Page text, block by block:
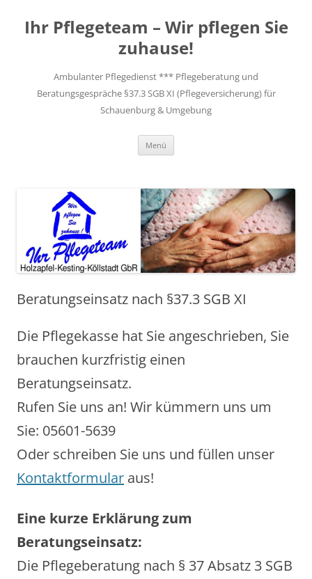
springen
Ihr Pflegeteam – Wir pflegen Sie
zuhause!
Ambulanter Pflegedienst *** Pflegeberatung und
Beratungsgespräche §37.3 SGB XI (Pflegeversicherung) für
Schauenburg & Umgebung
Menü
Beratungseinsatz nach §37.3 SGB XI
Die Pflegekasse hat Sie angeschrieben, Sie
brauchen kurzfristig einen
Beratungseinsatz.
Rufen Sie uns an! Wir kümmern uns um
Sie: 05601-5639
Oder schreiben Sie uns und füllen unser
Kontaktformular aus!
Eine kurze Erklärung zum
Beratungseinsatz:
Die Pflegeberatung nach § 37 Absatz 3 SGB